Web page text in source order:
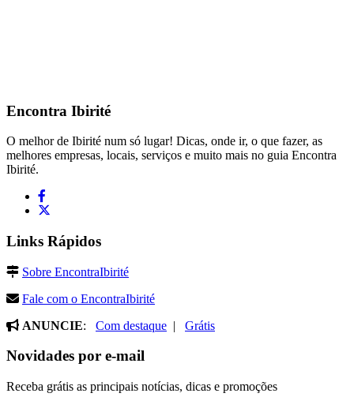
Encontra Ibirité
O melhor de Ibirité num só lugar! Dicas, onde ir, o que fazer, as
melhores empresas, locais, serviços e muito mais no guia Encontra
Ibirité.
Links Rápidos
Sobre EncontraIbirité
Fale com o EncontraIbirité
ANUNCIE: Com destaque | Grátis
Novidades por e-mail
Receba grátis as principais notícias, dicas e promoções